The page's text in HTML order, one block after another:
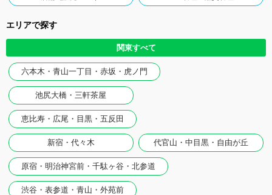
エリアで探す
関東すべて
六本木・青山一丁目・赤坂・虎ノ門
池尻大橋・三軒茶屋
恵比寿・広尾・目黒・五反田
新宿・代々木 代官山・中目黒・自由が丘
原宿・明治神宮前・千駄ヶ谷・北参道
渋谷・表参道・青山・外苑前